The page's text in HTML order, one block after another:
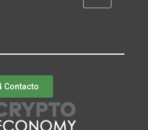
Contacto